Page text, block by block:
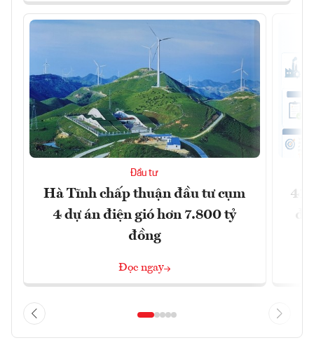
Đầu tư
Hà Tĩnh chấp thuận đầu tư cụm
4 dự án điện gió hơn 7.800 tỷ
đồng
Đọc ngay
41